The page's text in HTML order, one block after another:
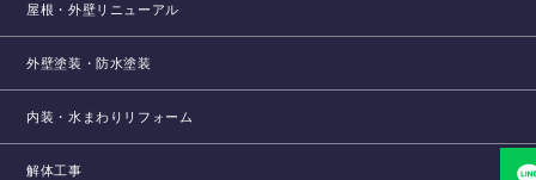
屋根・外壁リニューアル
外壁塗装・防水塗装
内装・水まわりリフォーム
解体工事